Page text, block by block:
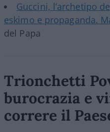
Guccini, l’archetipo
eskimo e propaganda.
del Papa
Trionchetti
burocrazia e
correre il